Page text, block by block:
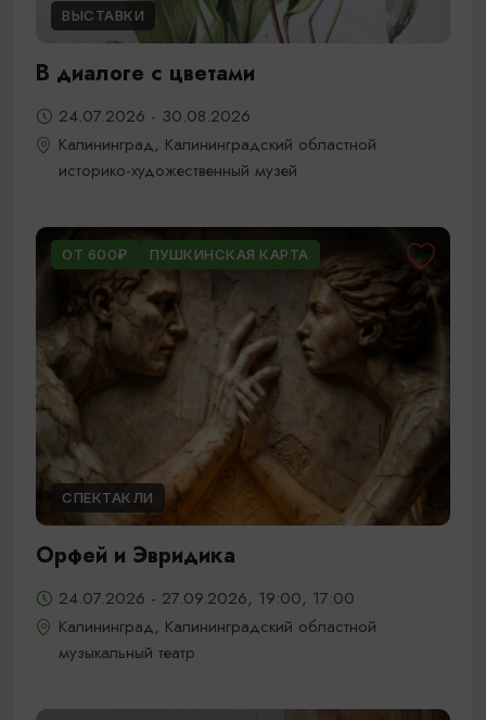
ВЫСТАВКИ
В диалоге с цветами
24.07.2026 - 30.08.2026
Калининград, Калининградский областной
историко-художественный музей
ОТ 600₽ ПУШКИНСКАЯ КАРТА
СПЕКТАКЛИ
Орфей и Эвридика
24.07.2026 - 27.09.2026, 19:00, 17:00
Калининград, Калининградский областной
музыкальный театр